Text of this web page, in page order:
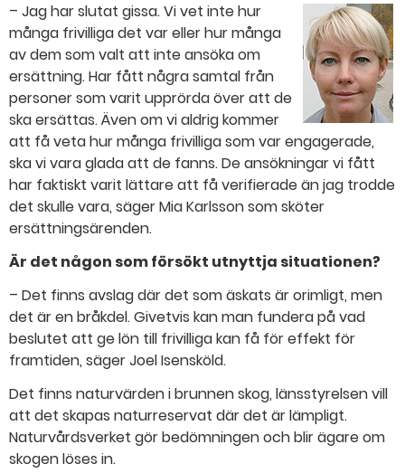
– Jag har slutat gissa. Vi vet inte hur
många frivilliga det var eller hur många
av dem som valt att inte ansöka om
ersättning. Har fått några samtal från
personer som varit upprörda över att de
ska ersättas. Även om vi aldrig kommer
att få veta hur många frivilliga som var engagerade,
ska vi vara glada att de fanns. De ansökningar vi fått
har faktiskt varit lättare att få verifierade än jag trodde
det skulle vara, säger Mia Karlsson som sköter
ersättningsärenden.
Är det någon som försökt utnyttja situationen?
– Det finns avslag där det som äskats är orimligt, men
det är en bråkdel. Givetvis kan man fundera på vad
beslutet att ge lön till frivilliga kan få för effekt för
framtiden, säger Joel Isensköld.
Det finns naturvärden i brunnen skog, länsstyrelsen vill
att det skapas naturreservat där det är lämpligt.
Naturvårdsverket gör bedömningen och blir ägare om
skogen löses in.